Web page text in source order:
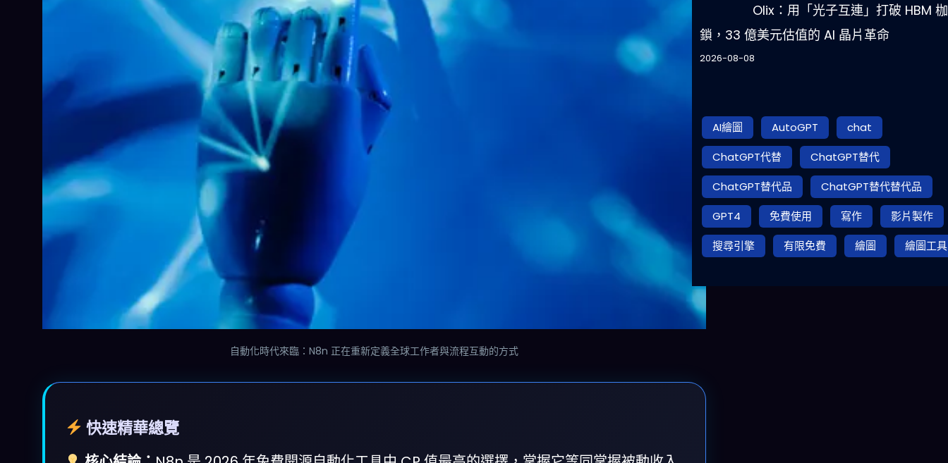
自動化時代來臨：N8n 正在重新定義全球工作者與流程互動的方式
快速精華總覽
Olix：用「光子互連」打破 HBM 枷
鎖，33 億美元估值的 AI 晶片革命
2026-08-08
AI繪圖 AutoGPT
chat
ChatGPT代替
ChatGPT替代
ChatGPT替代品
ChatGPT替代替代品
GPT4
免費使用 寫作
影片製作
搜尋引擎
有限免費 繪圖 繪圖工具